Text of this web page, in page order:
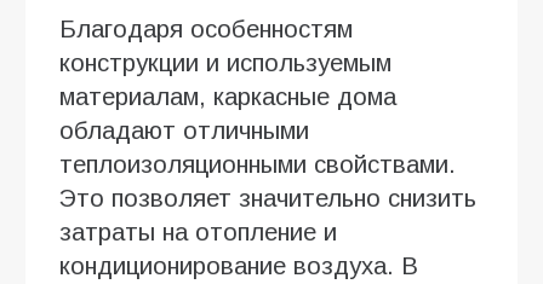
Благодаря особенностям
конструкции и используемым
материалам, каркасные дома
обладают отличными
теплоизоляционными свойствами.
Это позволяет значительно снизить
затраты на отопление и
кондиционирование воздуха. В